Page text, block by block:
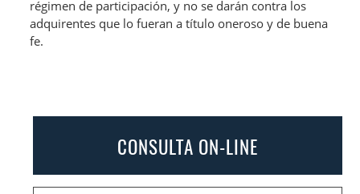
régimen de participación, y no se darán contra los
adquirentes que lo fueran a título oneroso y de buena
fe.
CONSULTA ON-LINE